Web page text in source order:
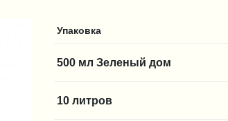
Упаковка
500 мл Зеленый дом
10 литров